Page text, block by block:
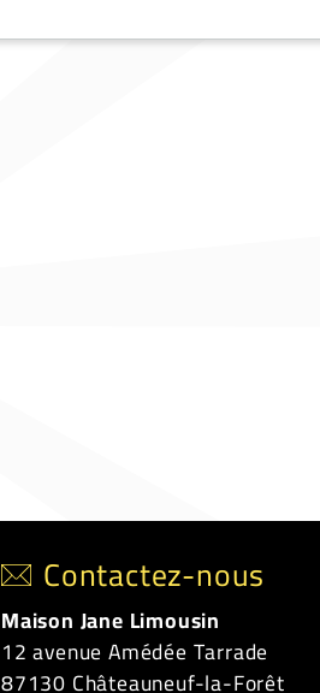
Contactez-nous
Maison Jane Limousin
12 avenue Amédée Tarrade
87130 Châteauneuf-la-Forêt